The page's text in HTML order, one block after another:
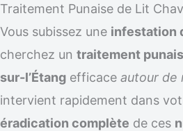
Traitement Punaise de Lit
Vous subissez une infestation
cherchez un traitement
sur-l’Étang efficace autour de
intervient rapidement dans
éradication complète de ces